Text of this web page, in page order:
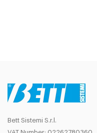
Bett Sistemi S.r.l.